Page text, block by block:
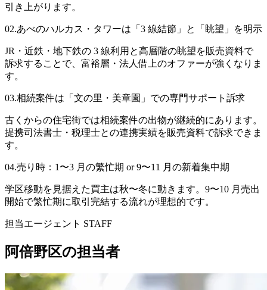
引き上がります。
02.あべのハルカス・タワーは「3 線結節」と「眺望」を明示
JR・近鉄・地下鉄の 3 線利用と高層階の眺望を販売資料で
訴求することで、富裕層・法人借上のオファーが強くなりま
す。
03.相続案件は「文の里・美章園」での専門サポート訴求
古くからの住宅街では相続案件の出物が継続的にあります。
提携司法書士・税理士との連携実績を販売資料で訴求できま
す。
04.売り時：1〜3 月の繁忙期 or 9〜11 月の新着集中期
学区移動を見据えた買主は秋〜冬に動きます。9〜10 月売出
開始で繁忙期に取引完結する流れが理想的です。
担当エージェント STAFF
阿倍野区の担当者